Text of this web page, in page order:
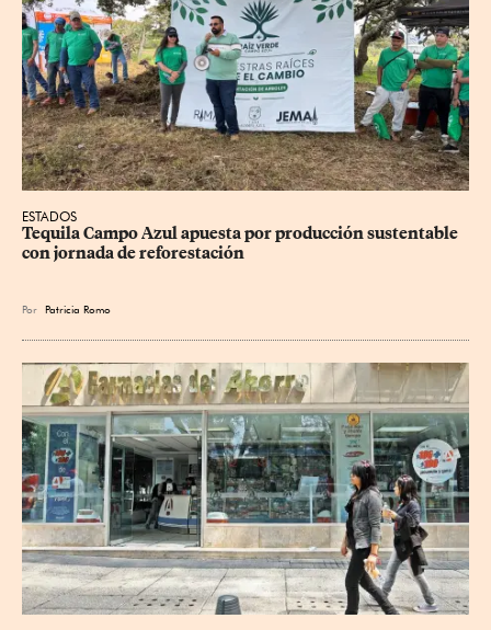
ESTADOS
Tequila Campo Azul apuesta por producción sustentable
con jornada de reforestación
Por Patricia Romo